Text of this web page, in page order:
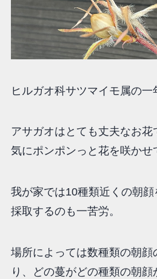
ヒルガオ科サツマイモ属の一
アサガオはとても丈夫なお花
気にポンポンっと花を咲かせ
我が家では10種類近くの朝
採取するのも一苦労。
場所によっては数種類の朝顔
り、どの蔓がどの種類の朝